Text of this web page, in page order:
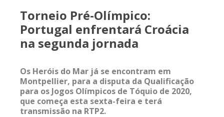
Torneio Pré-Olímpico:
Portugal enfrentará Croácia
na segunda jornada
Os Heróis do Mar já se encontram em
Montpellier, para a disputa da Qualificação
para os Jogos Olímpicos de Tóquio de 2020,
que começa esta sexta-feira e terá
transmissão na RTP2.